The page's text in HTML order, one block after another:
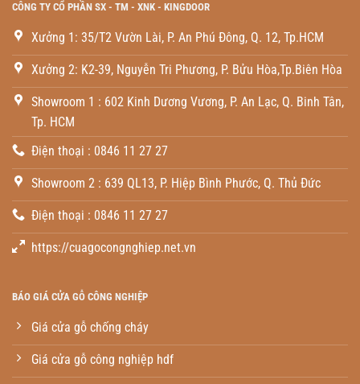
CÔNG TY CỔ PHẦN SX - TM - XNK - KINGDOOR
Xưởng 1: 35/T2 Vườn Lài, P. An Phú Đông, Q. 12, Tp.HCM
Xưởng 2: K2-39, Nguyễn Tri Phương, P. Bửu Hòa,Tp.Biên Hòa
Showroom 1 : 602 Kinh Dương Vương, P. An Lạc, Q. Binh Tân,
Tp. HCM
Điện thoại : 0846 11 27 27
Showroom 2 : 639 QL13, P. Hiệp Bình Phước, Q. Thủ Đức
Điện thoại : 0846 11 27 27
https://cuagocongnghiep.net.vn
BÁO GIÁ CỬA GỖ CÔNG NGHIỆP
Giá cửa gỗ chống cháy
Giá cửa gỗ công nghiệp hdf